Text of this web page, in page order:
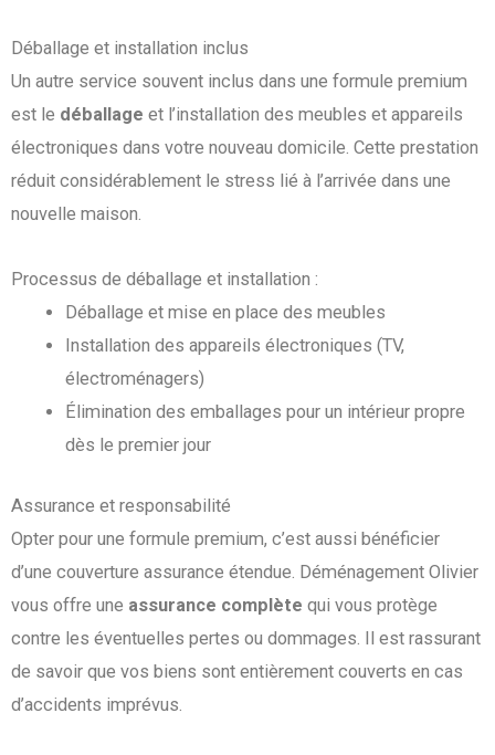
Déballage et installation inclus
Un autre service souvent inclus dans une formule premium
est le déballage et l’installation des meubles et appareils
électroniques dans votre nouveau domicile. Cette prestation
réduit considérablement le stress lié à l’arrivée dans une
nouvelle maison.
Processus de déballage et installation :
Déballage et mise en place des meubles
Installation des appareils électroniques (TV,
électroménagers)
Élimination des emballages pour un intérieur propre
dès le premier jour
Assurance et responsabilité
Opter pour une formule premium, c’est aussi bénéficier
d’une couverture assurance étendue. Déménagement Olivier
vous offre une assurance complète qui vous protège
contre les éventuelles pertes ou dommages. Il est rassurant
de savoir que vos biens sont entièrement couverts en cas
d’accidents imprévus.